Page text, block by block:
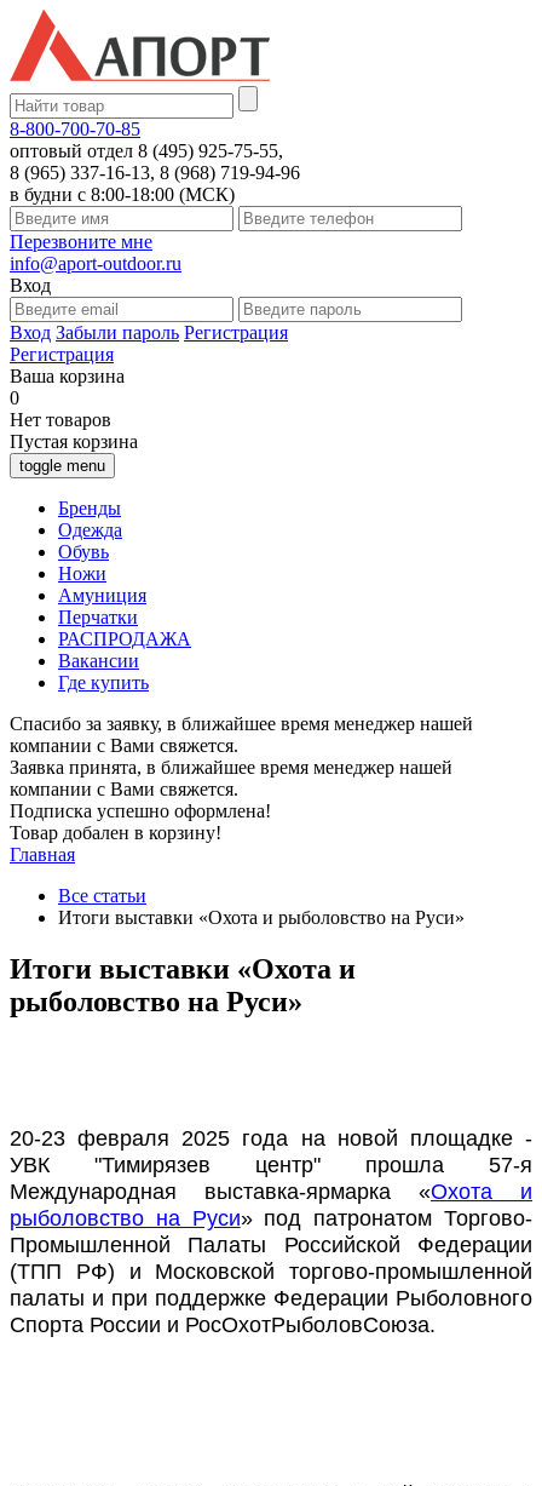
8-800-700-70-85
оптовый отдел 8 (495) 925-75-55,
8 (965) 337-16-13, 8 (968) 719-94-96
в будни с 8:00-18:00 (МСК)
Перезвоните мне
info@aport-outdoor.ru
Вход
Вход Забыли пароль Регистрация
Регистрация
Ваша корзина
0
Нет товаров
Пустая корзина
toggle menu
Бренды
Одежда
Обувь
Ножи
Амуниция
Перчатки
РАСПРОДАЖА
Вакансии
Где купить
Спасибо за заявку, в ближайшее время менеджер нашей
компании с Вами свяжется.
Заявка принята, в ближайшее время менеджер нашей
компании с Вами свяжется.
Подписка успешно оформлена!
Товар добален в корзину!
Главная
Все статьи
Итоги выставки «Охота и рыболовство на Руси»
Итоги выставки «Охота и
рыболовство на Руси»
20-23 февраля 2025 года на новой площадке -
УВК "Тимирязев центр" прошла 57-я
Международная выставка-ярмарка «Охота и
рыболовство на Руси» под патронатом Торгово-
Промышленной Палаты Российской Федерации
(ТПП РФ) и Московской торгово-промышленной
палаты и при поддержке Федерации Рыболовного
Спорта России и РосОхотРыболовСоюза.